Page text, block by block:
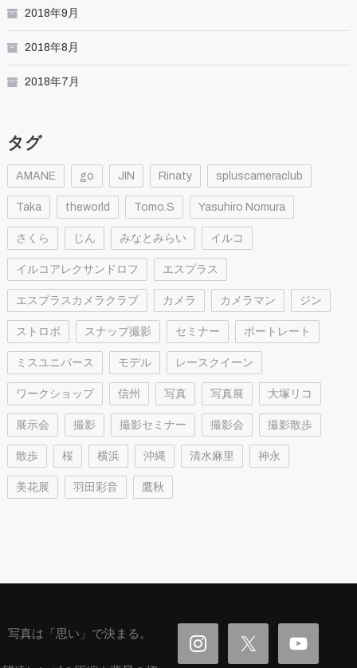
2018年9月
2018年8月
2018年7月
タグ
AMANE go JIN Rinaty spluscameraclub
Taka theworld Tomo.S Yasuhiro Nomura
さくら じん みなとみらい イルコ
イルコアレクサンドロフ エスプラス
エスプラスカメラクラブ カメラ カメラマン ジン
ストロボ スナップ撮影 セミナー ポートレート
ミスユニバース モデル レースクイーン
ワークショップ 信州 写真 写真展 大塚リコ
展示会 撮影 撮影セミナー 撮影会 撮影散歩
散歩 桜 横浜 沖縄 清水麻里 神永
美花展 羽田彩音 鷹秋
写真は「思い」で決まる。